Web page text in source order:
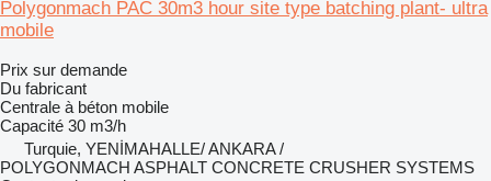
Polygonmach PAC 30m3 hour site type batching plant- ultra
mobile
Prix sur demande
Du fabricant
Centrale à béton mobile
Capacité 30 m3/h
Turquie, YENİMAHALLE/ ANKARA /
POLYGONMACH ASPHALT CONCRETE CRUSHER SYSTEMS